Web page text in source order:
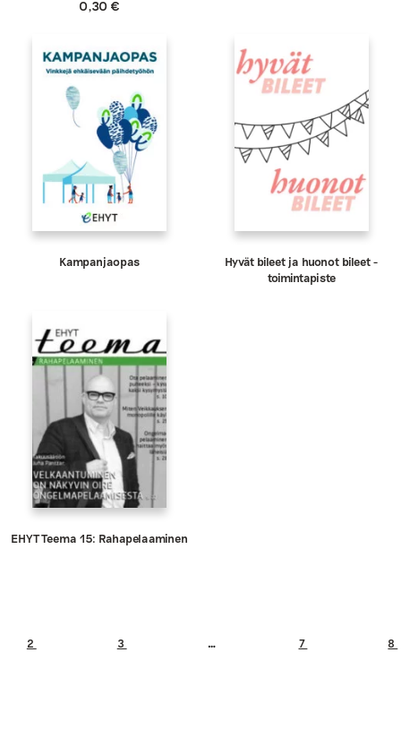
0,30€
Kampanjaopas
Hyvät bileet ja huonot bileet -
toimintapiste
EHYT Teema 15: Rahapelaaminen
2 3 … 7 8